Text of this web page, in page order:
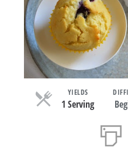
YIELDS
1 Serving